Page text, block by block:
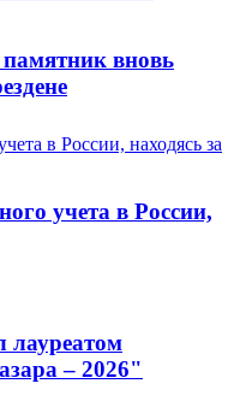
вновь
учета в России,
лауреатом
– 2026"